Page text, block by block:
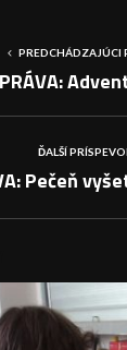
PREDCHÁDZAJÚCI
ĎALŠÍ
Pečeň